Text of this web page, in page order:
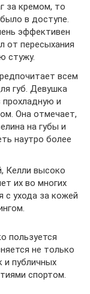
за кремом, то
в доступе.
эффективен
от пересыхания
стужу.
всем
губ. Девушка
прохладную и
Она отмечает,
на губы и
наутро более
Келли высоко
их во многих
с ухода за кожей
пользуется
не только
публичных
спортом.